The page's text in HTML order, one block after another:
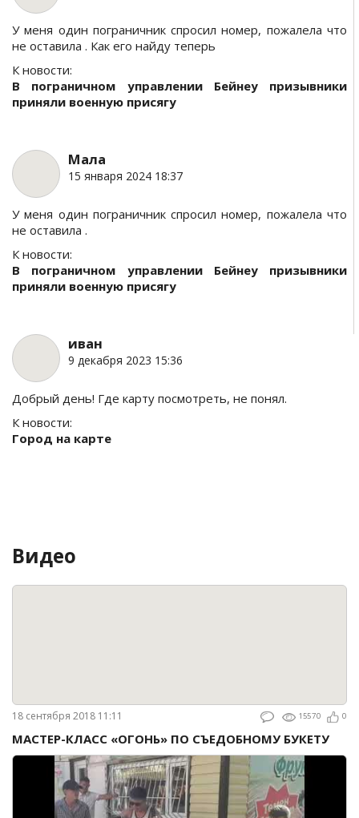
У меня один пограничник спросил номер, пожалела что
не оставила . Как его найду теперь
К новости:
В пограничном управлении Бейнеу призывники
приняли военную присягу
Мала
15 января 2024 18:37
У меня один пограничник спросил номер, пожалела что
не оставила .
К новости:
В пограничном управлении Бейнеу призывники
приняли военную присягу
иван
9 декабря 2023 15:36
Добрый день! Где карту посмотреть, не понял.
К новости:
Город на карте
Видео
18 сентября 2018 11:11 15570 0
МАСТЕР-КЛАСС «ОГОНЬ» ПО СЪЕДОБНОМУ БУКЕТУ